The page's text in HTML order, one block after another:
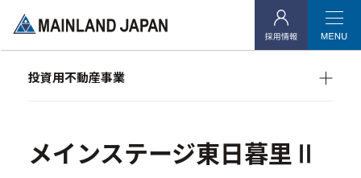
- 企業理念
- 社会貢献活動
投資用不動産事業
メインステージシリーズ
メインステージ東日暮里Ⅱ